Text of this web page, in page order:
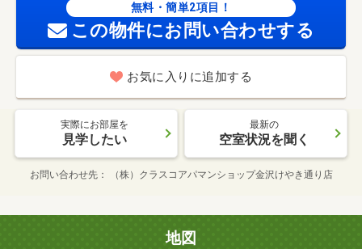
無料・簡単2項目！
この物件にお問い合わせする
お気に入りに追加する
実際にお部屋を
見学したい
最新の
空室状況を聞く
お問い合わせ先 （株）クラスコアパマンショップ金沢けやき通り店
地図